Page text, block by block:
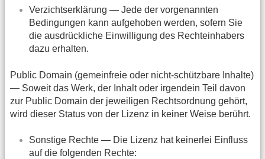
Verzichtserklärung — Jede der vorgenannten
Bedingungen kann aufgehoben werden, sofern Sie
die ausdrückliche Einwilligung des Rechteinhabers
dazu erhalten.
Public Domain (gemeinfreie oder nicht-schützbare Inhalte)
— Soweit das Werk, der Inhalt oder irgendein Teil davon
zur Public Domain der jeweiligen Rechtsordnung gehört,
wird dieser Status von der Lizenz in keiner Weise berührt.
Sonstige Rechte — Die Lizenz hat keinerlei Einfluss
auf die folgenden Rechte: